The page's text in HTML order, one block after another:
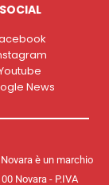
SOCIAL
News
è un marchio
Novara - P.IVA